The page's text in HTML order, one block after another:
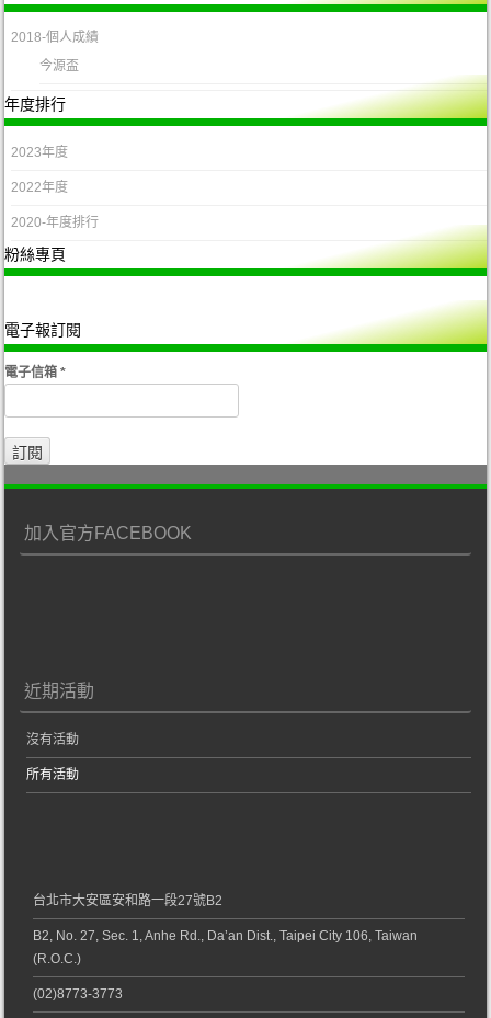
2018-個人成績
今源盃
年度排行
2023年度
2022年度
2020-年度排行
粉絲專頁
電子報訂閱
電子信箱*
加入官方FACEBOOK
近期活動
沒有活動
所有活動
台北市大安區安和路一段27號B2
B2, No. 27, Sec. 1, Anhe Rd., Da’an Dist., Taipei City 106, Taiwan
(R.O.C.)
(02)8773-3773